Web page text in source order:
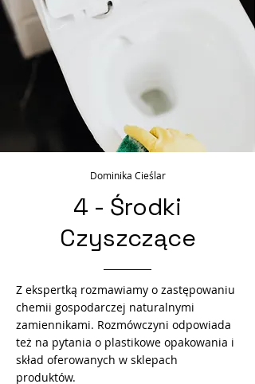
Dominika Cieślar
4 - Środki
Czyszczące
Z ekspertką rozmawiamy o zastępowaniu
chemii gospodarczej naturalnymi
zamiennikami. Rozmówczyni odpowiada
też na pytania o plastikowe opakowania i
skład oferowanych w sklepach
produktów.